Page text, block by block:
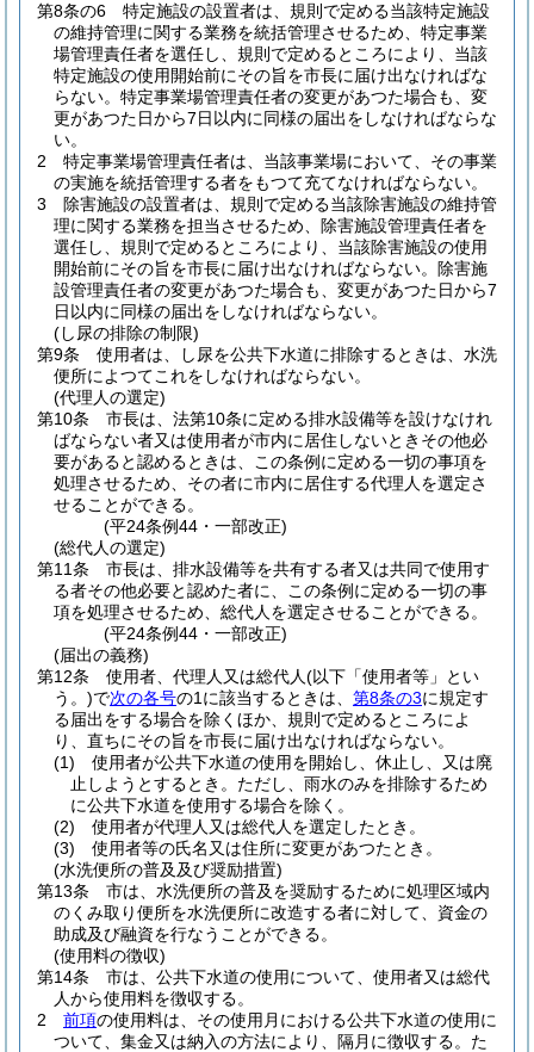
第8条の6
特定施設の設置者は、規則で定める当該特定施設
の維持管理に関する業務を統括管理させるため、特定事業
場管理責任者を選任し、規則で定めるところにより、当該
特定施設の使用開始前にその旨を市長に届け出なければな
らない。 特定事業場管理責任者の変更があつた場合も、変
更があつた日から7日以内に同様の届出をしなければならな
い。
2
特定事業場管理責任者は、当該事業場において、その事業
の実施を統括管理する者をもつて充てなければならない。
3
除害施設の設置者は、規則で定める当該除害施設の維持管
理に関する業務を担当させるため、除害施設管理責任者を
選任し、規則で定めるところにより、当該除害施設の使用
開始前にその旨を市長に届け出なければならない。 除害施
設管理責任者の変更があつた場合も、変更があつた日から7
日以内に同様の届出をしなければならない。
(し尿の排除の制限)
第9条
使用者は、し尿を公共下水道に排除するときは、水洗
便所によつてこれをしなければならない。
(代理人の選定)
第10条
市長は、法第10条に定める排水設備等を設けなけれ
ばならない者又は使用者が市内に居住しないときその他必
要があると認めるときは、この条例に定める一切の事項を
処理させるため、その者に市内に居住する代理人を選定さ
せることができる。
(平24条例44・一部改正)
(総代人の選定)
第11条
市長は、排水設備等を共有する者又は共同で使用す
る者その他必要と認めた者に、この条例に定める一切の事
項を処理させるため、総代人を選定させることができる。
(平24条例44・一部改正)
(届出の義務)
第12条
使用者、代理人又は総代人(以下「使用者等」とい
う。)で次の各号の1に該当するときは、 第8条の3に規定す
る届出をする場合を除くほか、規則で定めるところによ
り、直ちにその旨を市長に届け出なければならない。
(1)
使用者が公共下水道の使用を開始し、休止し、又は廃
止しようとするとき。 ただし、雨水のみを排除するため
に公共下水道を使用する場合を除く。
(2)
使用者が代理人又は総代人を選定したとき。
(3)
使用者等の氏名又は住所に変更があつたとき。
(水洗便所の普及及び奨励措置)
第13条
市は、水洗便所の普及を奨励するために処理区域内
のくみ取り便所を水洗便所に改造する者に対して、資金の
助成及び融資を行なうことができる。
(使用料の徴収)
第14条
市は、公共下水道の使用について、使用者又は総代
人から使用料を徴収する。
2
前項の使用料は、その使用月における公共下水道の使用に
ついて、集金又は納入の方法により、隔月に徴収する。 た